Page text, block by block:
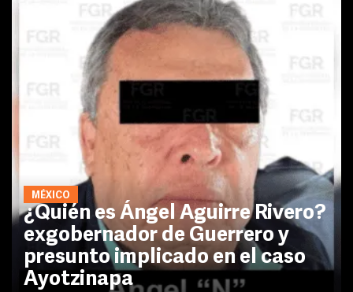
MÉXICO
¿Quién es Ángel Aguirre Rivero?
exgobernador de Guerrero y
presunto implicado en el caso
Ayotzinapa